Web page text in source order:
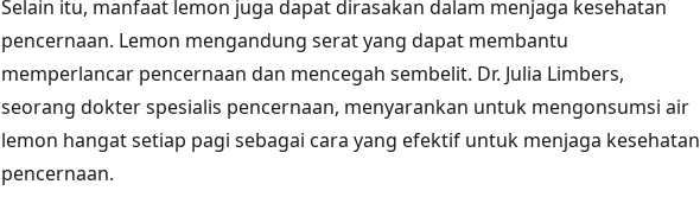
Selain itu, manfaat lemon juga dapat dirasakan dalam menjaga kesehatan
pencernaan. Lemon mengandung serat yang dapat membantu
memperlancar pencernaan dan mencegah sembelit. Dr. Julia Limbers,
seorang dokter spesialis pencernaan, menyarankan untuk mengonsumsi air
lemon hangat setiap pagi sebagai cara yang efektif untuk menjaga kesehatan
pencernaan.